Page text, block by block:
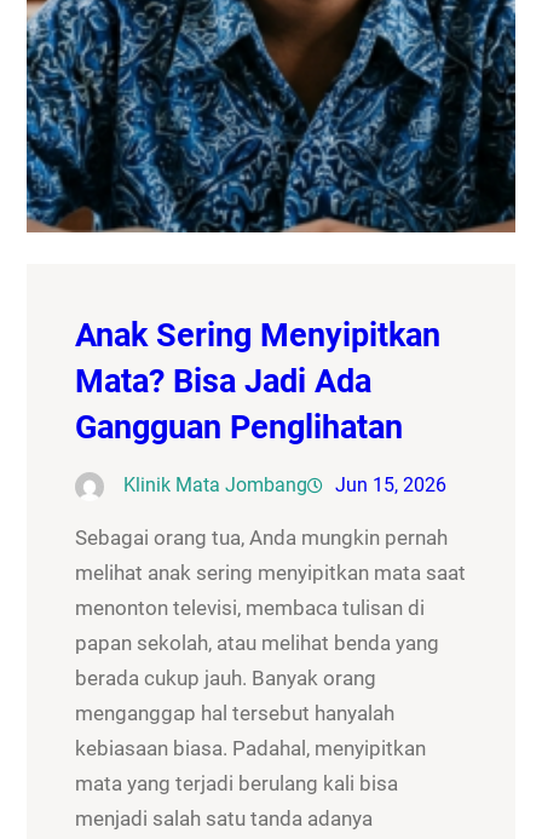
Anak Sering Menyipitkan
Mata? Bisa Jadi Ada
Gangguan Penglihatan
Klinik Mata Jombang Jun 15, 2026
Sebagai orang tua, Anda mungkin pernah
melihat anak sering menyipitkan mata saat
menonton televisi, membaca tulisan di
papan sekolah, atau melihat benda yang
berada cukup jauh. Banyak orang
menganggap hal tersebut hanyalah
kebiasaan biasa. Padahal, menyipitkan
mata yang terjadi berulang kali bisa
menjadi salah satu tanda adanya